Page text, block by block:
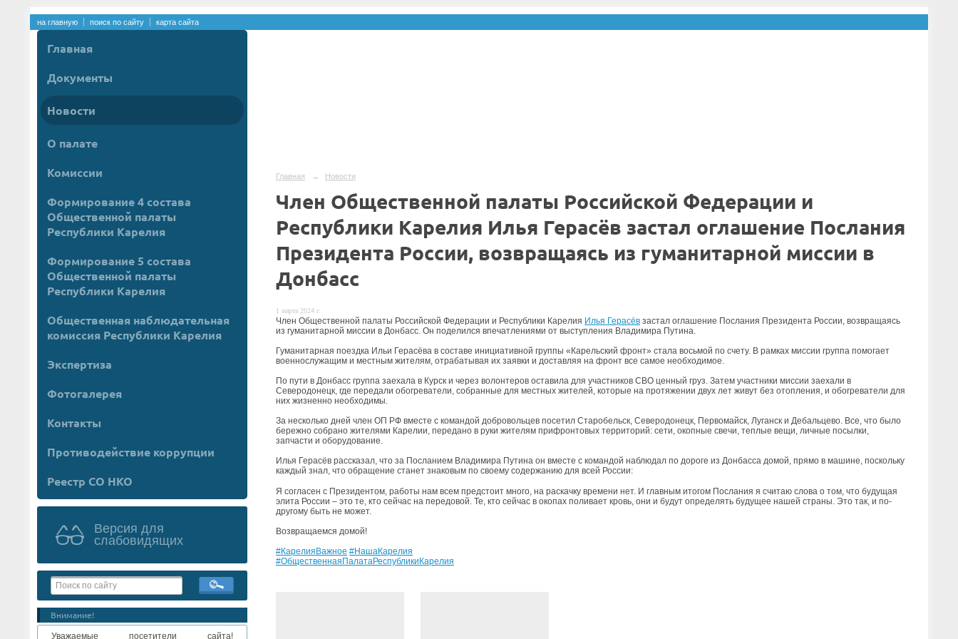
на главную поиск по сайту карта сайта
Главная
Документы
Новости
О палате
Комиссии
Формирование 4 состава
Общественной палаты
Республики Карелия
Формирование 5 состава
Общественной палаты
Республики Карелия
Общественная наблюдательная
комиссия Республики Карелия
Экспертиза
Фотогалерея
Контакты
Противодействие коррупции
Реестр СО НКО
Версия для
слабовидящих
Внимание!
Уважаемые посетители сайта!
Главная → Новости
Член Общественной палаты Российской Федерации и
Республики Карелия Илья Герасёв застал оглашение Послания
Президента России, возвращаясь из гуманитарной миссии в
Донбасс
1 марта 2024 г.
Член Общественной палаты Российской Федерации и Республики Карелия Илья Герасёв застал оглашение Послания Президента России, возвращаясь
из гуманитарной миссии в Донбасс. Он поделился впечатлениями от выступления Владимира Путина.
Гуманитарная поездка Ильи Герасёва в составе инициативной группы «Карельский фронт» стала восьмой по счету. В рамках миссии группа помогает
военнослужащим и местным жителям, отрабатывая их заявки и доставляя на фронт все самое необходимое.
По пути в Донбасс группа заехала в Курск и через волонтеров оставила для участников СВО ценный груз. Затем участники миссии заехали в
Северодонецк, где передали обогреватели, собранные для местных жителей, которые на протяжении двух лет живут без отопления, и обогреватели для
них жизненно необходимы.
За несколько дней член ОП РФ вместе с командой добровольцев посетил Старобельск, Северодонецк, Первомайск, Луганск и Дебальцево. Все, что было
бережно собрано жителями Карелии, передано в руки жителям прифронтовых территорий: сети, окопные свечи, теплые вещи, личные посылки,
запчасти и оборудование.
Илья Герасёв рассказал, что за Посланием Владимира Путина он вместе с командой наблюдал по дороге из Донбасса домой, прямо в машине, поскольку
каждый знал, что обращение станет знаковым по своему содержанию для всей России:
Я согласен с Президентом, работы нам всем предстоит много, на раскачку времени нет. И главным итогом Послания я считаю слова о том, что будущая
элита России – это те, кто сейчас на передовой. Те, кто сейчас в окопах поливает кровь, они и будут определять будущее нашей страны. Это так, и по-
другому быть не может.
Возвращаемся домой!
#КарелияВажное #НашаКарелия
#ОбщественнаяПалатаРеспубликиКарелия